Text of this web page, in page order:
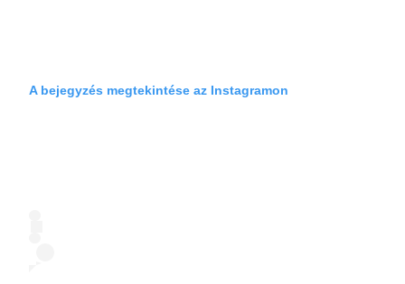
A bejegyzés megtekintése az Instagramon